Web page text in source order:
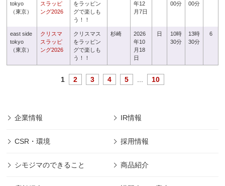
tokyo
（東京）
スラッピ
ング2026
をラッピン
グで楽しも
う！！
年12
月7日
00分
00分
east side
tokyo
（東京）
クリスマ
スラッピ
ング2026
クリスマス
をラッピン
グで楽しも
う！！
杉崎
2026
年10
月18
日
日
10時
30分
13時
30分
6
1 2 3 4 5 10
企業情報 IR情報
CSR・環境 採用情報
シモジマのできること 商品紹介